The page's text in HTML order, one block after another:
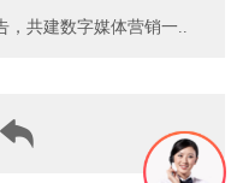
，共建数字媒体营销一..